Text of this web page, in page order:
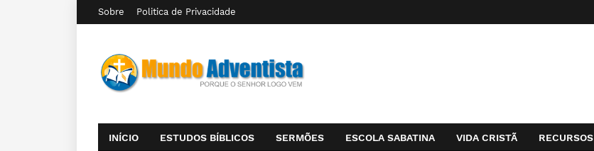
Sobre Politica de Privacidade
INÍCIO ESTUDOS BÍBLICOS SERMÕES ESCOLA SABATINA VIDA CRISTÃ RECURSOS